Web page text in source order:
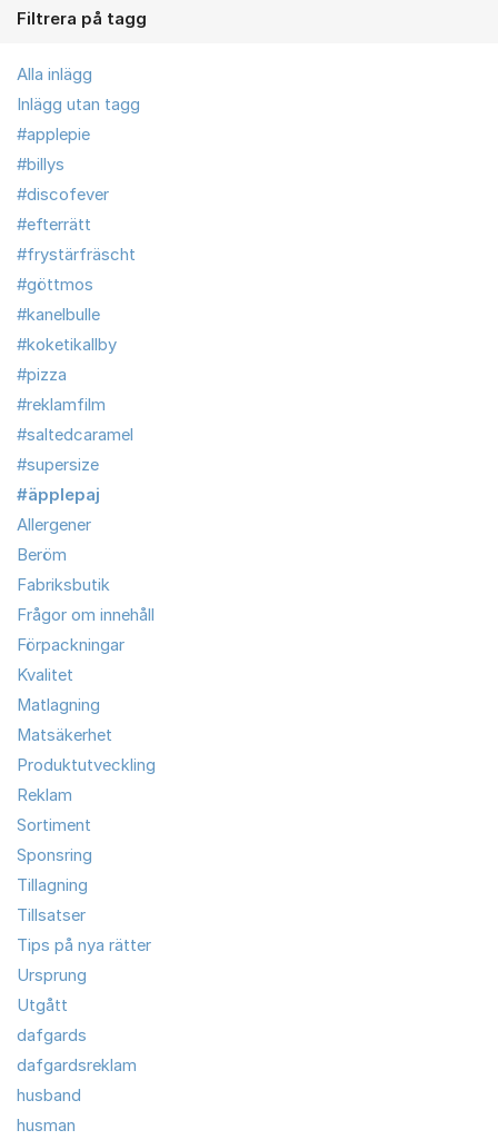
Filtrera på tagg
Alla inlägg
Inlägg utan tagg
#applepie
#billys
#discofever
#efterrätt
#frystärfräscht
#göttmos
#kanelbulle
#koketikallby
#pizza
#reklamfilm
#saltedcaramel
#supersize
#äpplepaj
Allergener
Beröm
Fabriksbutik
Frågor om innehåll
Förpackningar
Kvalitet
Matlagning
Matsäkerhet
Produktutveckling
Reklam
Sortiment
Sponsring
Tillagning
Tillsatser
Tips på nya rätter
Ursprung
Utgått
dafgards
dafgardsreklam
husband
husman